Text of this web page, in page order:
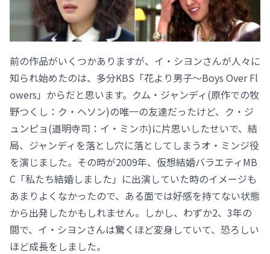
前の作品がいくつかありますが、イ・シヨンさんが人々に
知られ始めたのは、多分KBS「花より男子～Boys Over Fl
owers」からだと思います。クム・ジャンディ(原作での牧
野つくし：ク・ヘソン)の唯一の友達だったけど、ク・ジ
ュンピョ(道明寺司：イ・ミンホ)に片思いしたせいで、結
局、ジャンディを落とし穴に落としてしまうオ・ミンジ役
を演じました。その時が2009年、仮想結婚バラエティMB
C「私たち結婚しました」に出演していた時のイメージも
あまりよくなかったので、ある面では好感を持てない状態
から出発したかもしれません。しかし、わずか2、3年の
間で、イ・シヨンさんは驚くほど変身していて、恐ろしい
ほど成長をしました。